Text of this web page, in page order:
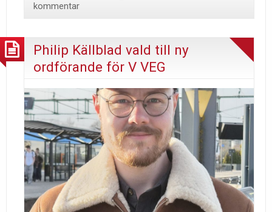
kommentar
Philip Källblad vald till ny
ordförande för V VEG